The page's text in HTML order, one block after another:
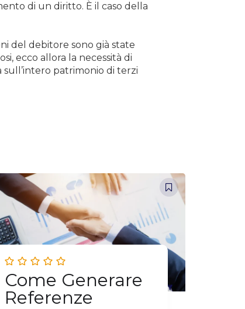
di un diritto. È il caso della
del debitore sono già state
ecco allora la necessità di
patrimonio di terzi
Come Generare
Referenze